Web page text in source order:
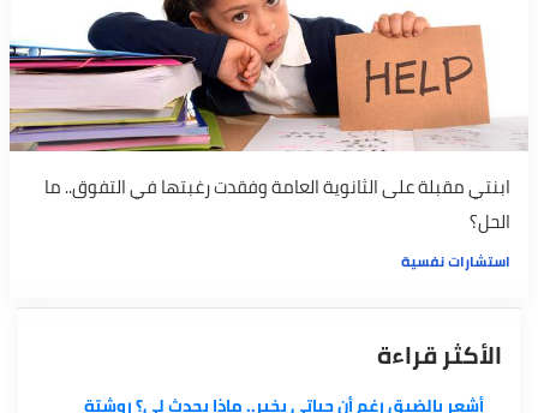
ابنتي مقبلة على الثانوية العامة وفقدت رغبتها في التفوق.. ما
الحل؟
استشارات نفسية
الأكثر قراءة
أشعر بالضيق رغم أن حياتي بخير.. ماذا يحدث لي؟ روشتة